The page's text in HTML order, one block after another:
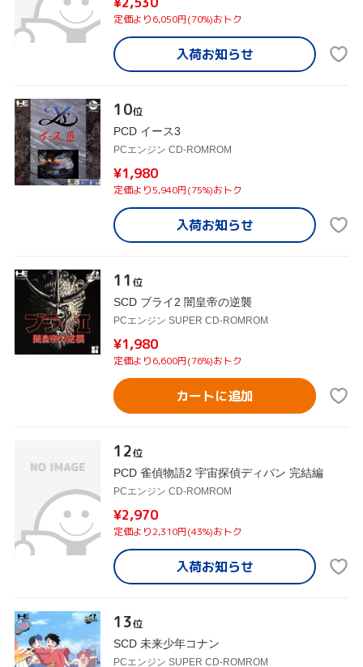
定価より6,050円(70%)おトク
入荷お知らせ
10位
PCD イース3
PCエンジン CD-ROMROM
¥1,980
定価より5,940円(75%)おトク
入荷お知らせ
11 位
SCD ブライ2 闇皇帝の逆襲
PCエンジン SUPER CD-ROMROM
¥1,980
定価より6,600円(76%)おトク
カートに追加
12位
PCD 雀偵物語2 宇宙探偵ディバン 完結編
PCエンジン CD-ROMROM
¥2,970
定価より2,310円(43%)おトク
入荷お知らせ
13位
SCD 未来少年コナン
PCエンジン SUPER CD-ROMROM